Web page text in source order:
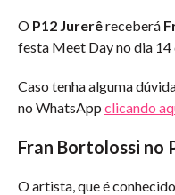
O P12 Jurerêreceberá
festa Meet Day no dia
Caso tenha alguma
no WhatsApp clicando
Fran Bortolossi no
O artista, que é